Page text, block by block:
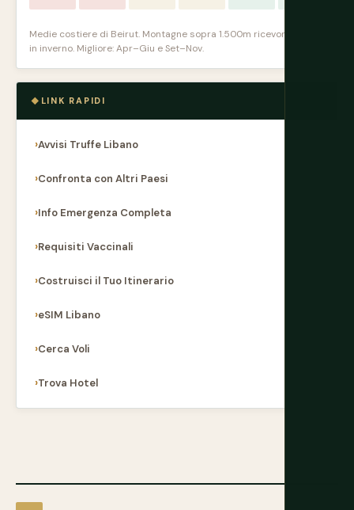
Medie costiere di Beirut. Montagne sopra 1.500m ricevono neve
in inverno. Migliore: Apr–Giu e Set–Nov.
LINK RAPIDI
Avvisi Truffe Libano
Confronta con Altri Paesi
Info Emergenza Completa
Requisiti Vaccinali
Costruisci il Tuo Itinerario
eSIM Libano
Cerca Voli
Trova Hotel